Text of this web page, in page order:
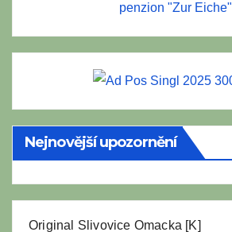
penzion "Zur Eiche"
Nejnovější upozornění
Original Slivovice Omacka [K]